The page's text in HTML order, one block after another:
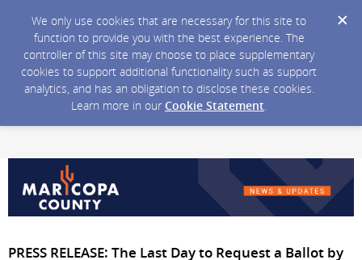
We only use cookies that are necessary for this site to
function to provide you with the best experience. The
controller of this site may choose to place supplementary
cookies to support additional functionality such as support
analytics, and has an obligation to disclose these cookies.
Learn more in our Cookie Statement.
PRESS RELEASE: The Last Day to Request a Ballot by